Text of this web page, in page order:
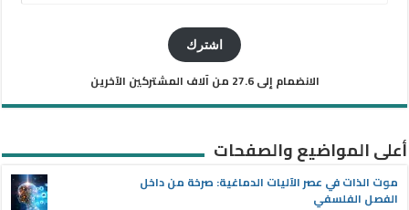
اشترك
الانضمام إلى 27.6 من آلاف المشتركين الآخرين
أعلى المواضيع والصفحات
موت الذات في عصر الآليات الدماغية: صرخة من داخل
الفصل الفلسفي